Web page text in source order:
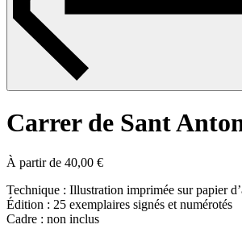
Carrer de Sant
À partir de 40,00 €
Technique : Illustration imprimée sur papier
Édition : 25 exemplaires signés et numérotés
Cadre : non inclus